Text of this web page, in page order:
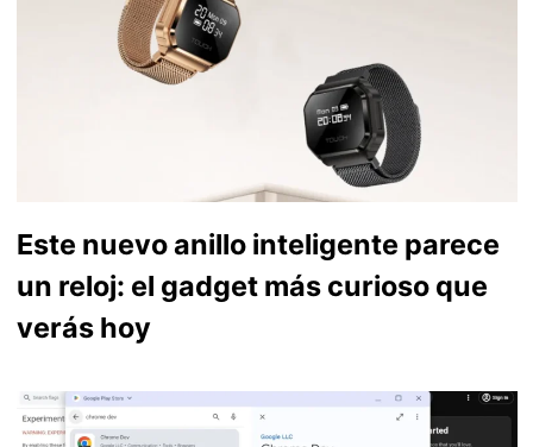
Este nuevo anillo inteligente parece
un reloj: el gadget más curioso que
verás hoy